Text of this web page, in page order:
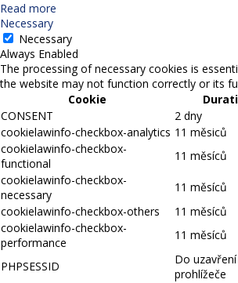
Read more
Necessary
Necessary
Always Enabled
The processing of necessary cookies is
the website may not function correctly or its
Cookie
CONSENT
2 dny
cookielawinfo-checkbox-analytics 11 měsiců
cookielawinfo-checkbox-
functional
11 měsíců
cookielawinfo-checkbox-
necessary
11 měsíců
cookielawinfo-checkbox-others
11 měsíců
cookielawinfo-checkbox-
performance
11 měsíců
PHPSESSID
Do uzavření
prohlížeče